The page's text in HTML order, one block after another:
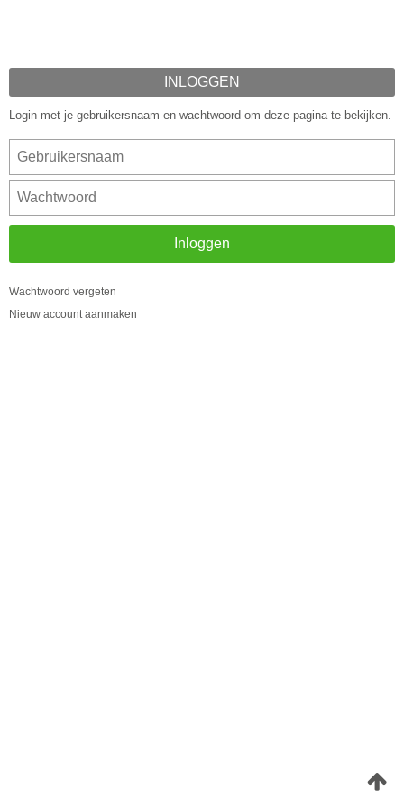
INLOGGEN
Login met je gebruikersnaam en wachtwoord om deze pagina te bekijken.
Inloggen
Wachtwoord vergeten
Nieuw account aanmaken